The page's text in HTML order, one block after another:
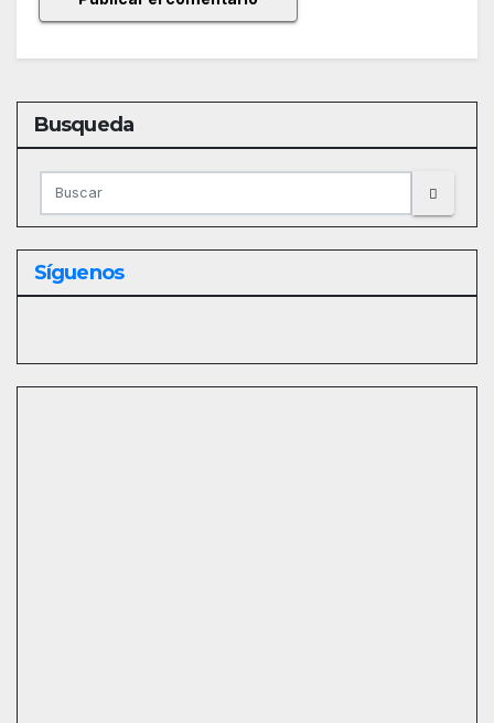
Busqueda
Síguenos